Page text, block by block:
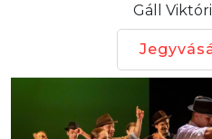
Gáll